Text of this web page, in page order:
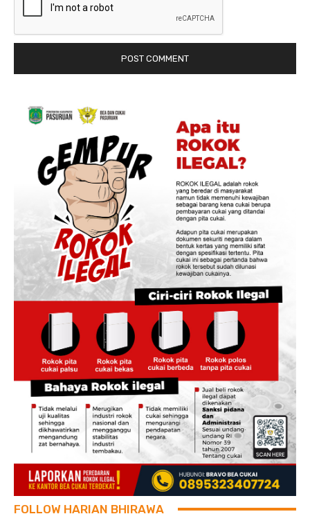
FOLLOW HARIAN BHIRAWA